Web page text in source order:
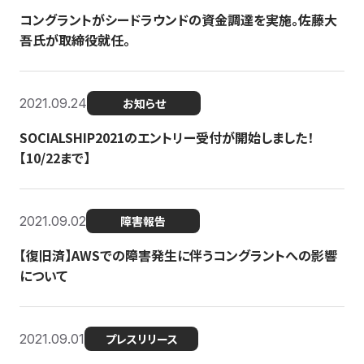
コングラントがシードラウンドの資金調達を実施。佐藤大
吾氏が取締役就任。
2021.09.24 お知らせ
SOCIALSHIP2021のエントリー受付が開始しました！
【10/22まで】
2021.09.02 障害報告
【復旧済】AWSでの障害発生に伴うコングラントへの影響
について
2021.09.01 プレスリリース